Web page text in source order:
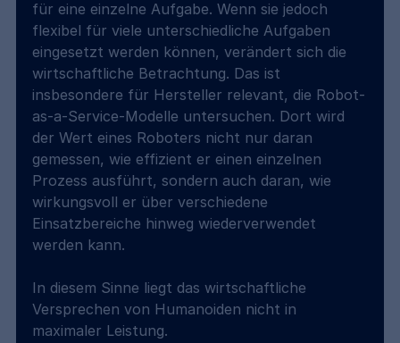
für eine einzelne Aufgabe. Wenn sie jedoch
flexibel für viele unterschiedliche Aufgaben
eingesetzt werden können, verändert sich die
wirtschaftliche Betrachtung. Das ist
insbesondere für Hersteller relevant, die Robot-
as-a-Service-Modelle untersuchen. Dort wird
der Wert eines Roboters nicht nur daran
gemessen, wie effizient er einen einzelnen
Prozess ausführt, sondern auch daran, wie
wirkungsvoll er über verschiedene
Einsatzbereiche hinweg wiederverwendet
werden kann.
In diesem Sinne liegt das wirtschaftliche
Versprechen von Humanoiden nicht in
maximaler Leistung.